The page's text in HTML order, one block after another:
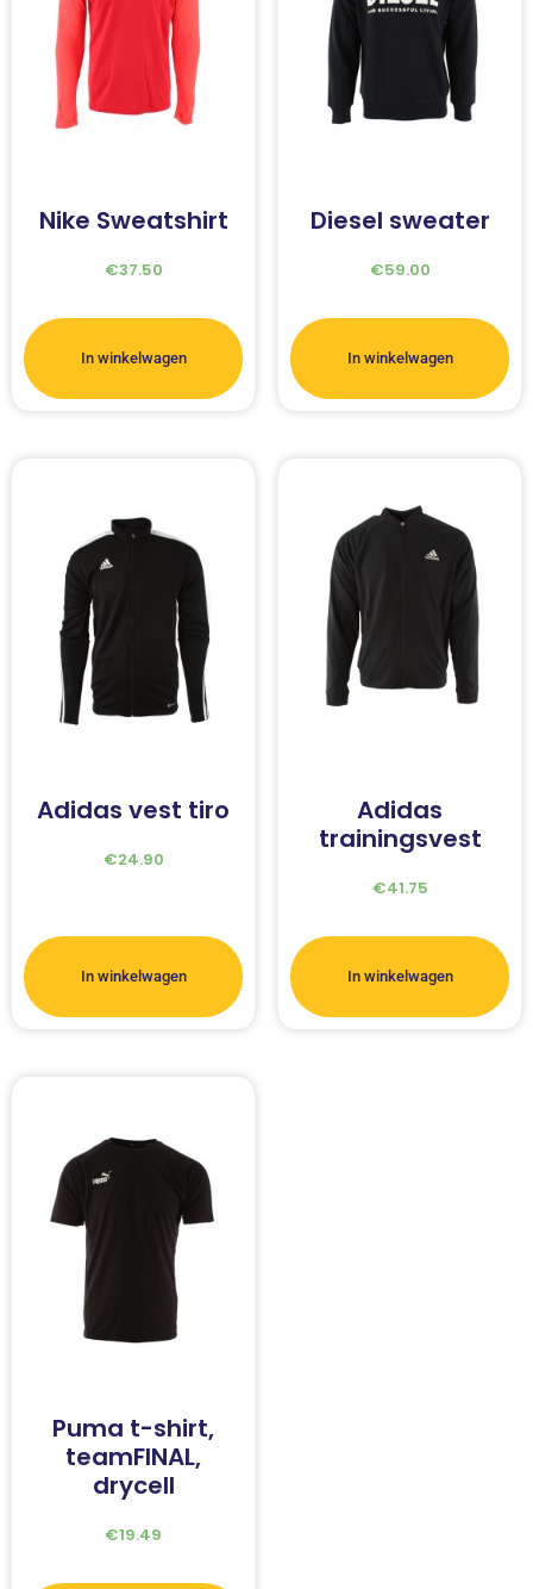
Nike Sweatshirt
€37.50
In winkelwagen
Diesel sweater
€59.00
In winkelwagen
Adidas vest tiro
€24.90
In winkelwagen
Adidas
trainingsvest
€41.75
In winkelwagen
Puma t-shirt,
teamFINAL,
drycell
€19.49